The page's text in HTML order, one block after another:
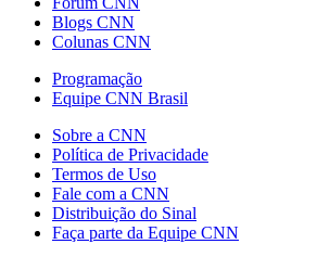
Blogs CNN
Colunas CNN
Programação
Equipe CNN Brasil
Sobre a CNN
Política de Privacidade
Termos de Uso
Fale com a CNN
Distribuição do Sinal
Faça parte da Equipe CNN